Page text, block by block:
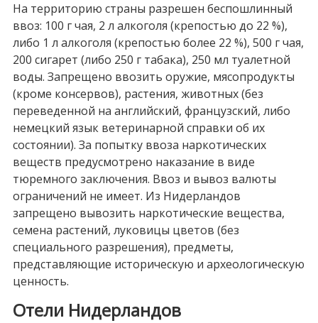
На территорию страны разрешен беспошлинный
ввоз: 100 г чая, 2 л алкоголя (крепостью до 22 %),
либо 1 л алкоголя (крепостью более 22 %), 500 г чая,
200 сигарет (либо 250 г табака), 250 мл туалетной
воды. Запрещено ввозить оружие, мясопродукты
(кроме консервов), растения, животных (без
переведенной на английский, французский, либо
немецкий язык ветеринарной справки об их
состоянии). За попытку ввоза наркотических
веществ предусмотрено наказание в виде
тюремного заключения. Ввоз и вывоз валюты
ограничений не имеет. Из Нидерландов
запрещено вывозить наркотические вещества,
семена растений, луковицы цветов (без
специального разрешения), предметы,
представляющие историческую и археологическую
ценность.
Отели Нидерландов